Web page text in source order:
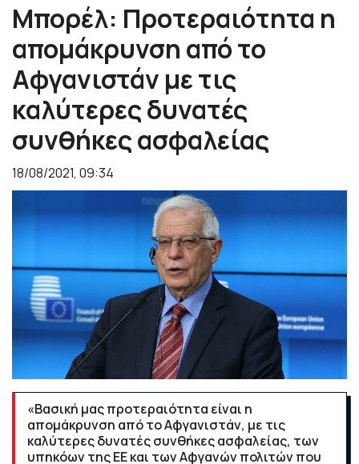
Μπορέλ: Προτεραιότητα η
απομάκρυνση από το
Αφγανιστάν με τις
καλύτερες δυνατές
συνθήκες ασφαλείας
18/08/2021, 09:34
«Βασική μας προτεραιότητα είναι η
απομάκρυνση από το Αφγανιστάν, με τις
καλύτερες δυνατές συνθήκες ασφαλείας, των
υπηκόων της ΕΕ και των Αφγανών πολιτών που